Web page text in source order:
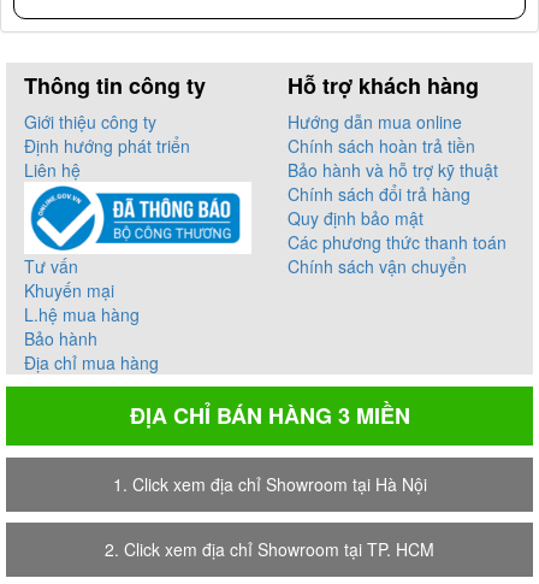
Thông tin công ty
Giới thiệu công ty
Định hướng phát triển
Liên hệ
Tư vấn
Khuyến mại
L.hệ mua hàng
Bảo hành
Địa chỉ mua hàng
Hỗ trợ khách hàng
Hướng dẫn mua online
Chính sách hoàn trả tiền
Bảo hành và hỗ trợ kỹ thuật
Chính sách đổi trả hàng
Quy định bảo mật
Các phương thức thanh toán
Chính sách vận chuyển
ĐỊA CHỈ BÁN HÀNG 3 MIỀN
1. Click xem địa chỉ Showroom tại Hà Nội
2. Click xem địa chỉ Showroom tại TP. HCM